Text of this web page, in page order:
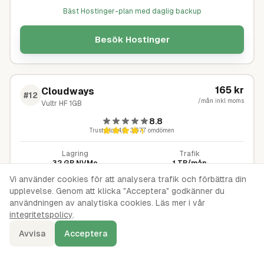
Bäst Hostinger-plan med daglig backup
Besök Hostinger
#12 Cloudways
Vultr HF 1GB
165 kr
/mån inkl moms
8.8
Trustpilot4,6· 3 677 omdömen
Lagring
32 GB NVMe
Trafik
1 TB/mån
VAD INGÅR
Pay-as-you-go
Vultr High Frequency CPU
Managed stack (Nginx, Apache, Redis)
Gratis staging
Vi använder cookies för att analysera trafik och förbättra din
upplevelse. Genom att klicka "Acceptera" godkänner du
användningen av analytiska cookies. Läs mer i vår
integritetspolicy.
Avvisa
Acceptera